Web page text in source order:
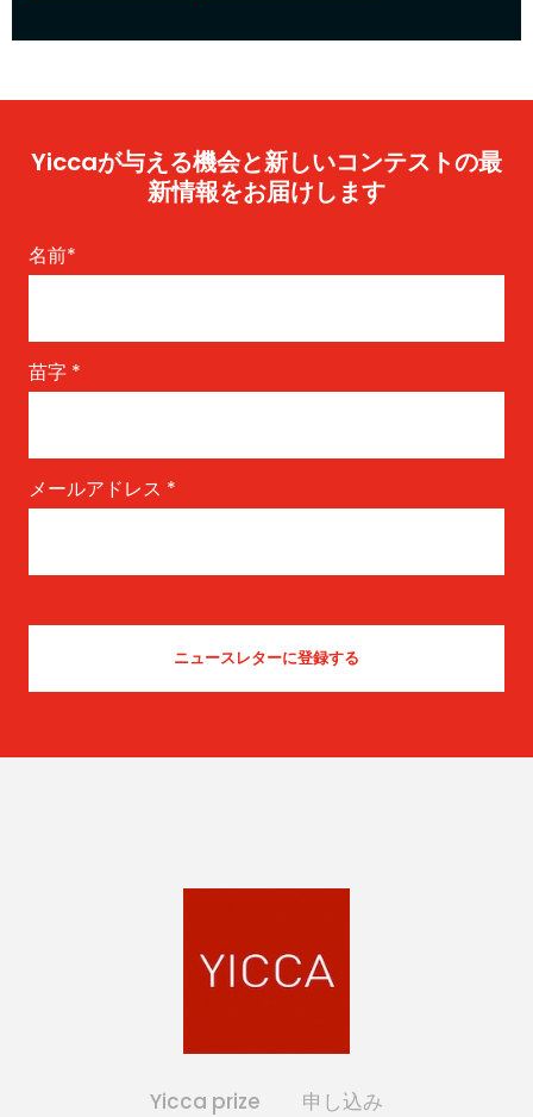
Yiccaが与える機会と新しいコンテストの最
新情報をお届けします
名前*
苗字 *
メールアドレス *
Yicca prize 申し込み